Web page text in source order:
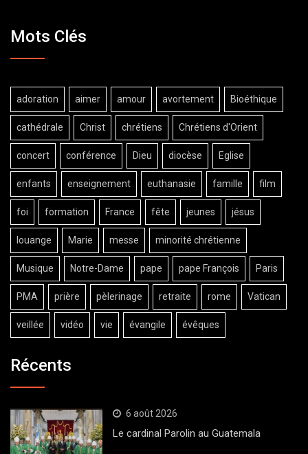
Mots Clés
adoration aimer amour avortement Bioéthique
cathédrale Christ chrétiens Chrétiens d'Orient
concert conférence Dieu diocèse Eglise
enfants enseignement euthanasie famille film
foi formation France fête jeunes jésus
louange Marie messe minorité chrétienne
Musique Notre-Dame pape pape François Paris
PMA prière pèlerinage retraite rome Vatican
veillée vidéo vie évangile évêques
Récents
6 août 2026
Le cardinal Parolin au Guatemala